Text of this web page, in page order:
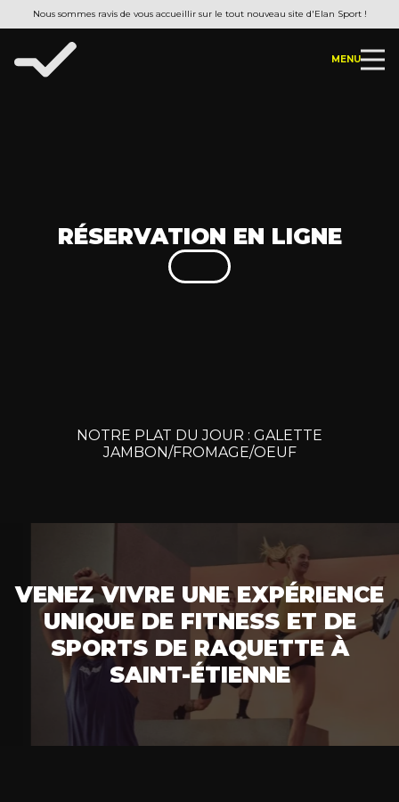
Nous sommes ravis de vous accueillir sur le tout nouveau site d'Elan Sport !
MENU
RÉSERVATION EN LIGNE
NOTRE PLAT DU JOUR : GALETTE
JAMBON/FROMAGE/OEUF
VENEZ VIVRE UNE EXPÉRIENCE
UNIQUE DE FITNESS ET DE
SPORTS DE RAQUETTE À
SAINT-ÉTIENNE